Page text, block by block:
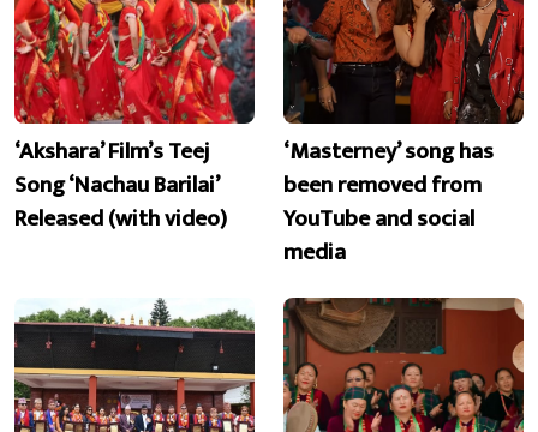
‘Akshara’ Film’s Teej
Song ‘Nachau Barilai’
Released (with video)
‘Masterney’ song has
been removed from
YouTube and social
media